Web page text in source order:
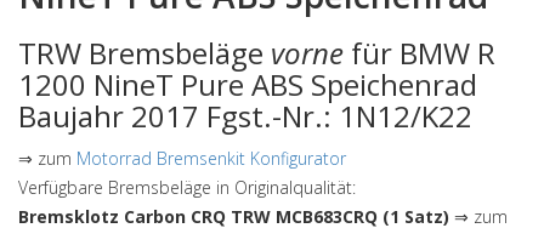
TRW Bremsbeläge vorne für BMW R
1200 NineT Pure ABS Speichenrad
Baujahr 2017 Fgst.-Nr.: 1N12/K22
⇒ zum Motorrad Bremsenkit Konfigurator
Verfügbare Bremsbeläge in Originalqualität:
Bremsklotz Carbon CRQ TRW MCB683CRQ (1 Satz) ⇒ zum